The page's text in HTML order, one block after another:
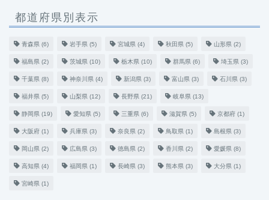
都道府県別表示
青森県 (6) 岩手県 (5) 宮城県 (4) 秋田県 (5) 山形県 (2)
福島県 (2) 茨城県 (10) 栃木県 (10) 群馬県 (6) 埼玉県 (3)
千葉県 (8) 神奈川県 (4) 新潟県 (3) 富山県 (3) 石川県 (3)
福井県 (5) 山梨県 (12) 長野県 (21) 岐阜県 (13)
静岡県 (19) 愛知県 (5) 三重県 (6) 滋賀県 (5) 京都府 (1)
大阪府 (1) 兵庫県 (3) 奈良県 (2) 鳥取県 (1) 島根県 (3)
岡山県 (2) 広島県 (3) 徳島県 (2) 香川県 (2) 愛媛県 (8)
高知県 (4) 福岡県 (1) 長崎県 (3) 熊本県 (3) 大分県 (1)
宮崎県 (1)